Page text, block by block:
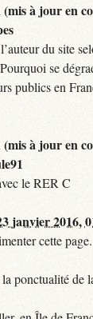
à jour en
du site
se
publics en
à jour en
le RER C
janvier 2016,
cette page.
ponctualité de